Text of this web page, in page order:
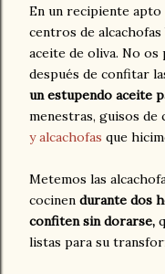
En un recipiente
centros de
aceite de oliva. No
después de confitar
un estupendo aceite
menestras, guisos de
y alcachofas que
Metemos las
cocinen durante dos
confiten sin dorarse,
listas para su